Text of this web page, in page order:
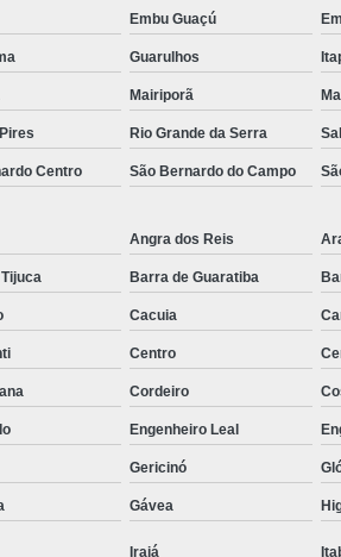
Rack
Rack
Rack
Rack
Régua
Régua de
Embu Guaçú
Guarulhos
Mairiporã
Rio Grande da Serra
Centro São Bernardo do Campo
Angra dos Reis
Barra de Guaratiba
Cacuia
Centro
Cordeiro
Engenheiro Leal
Gericinó
Gávea
Irajá